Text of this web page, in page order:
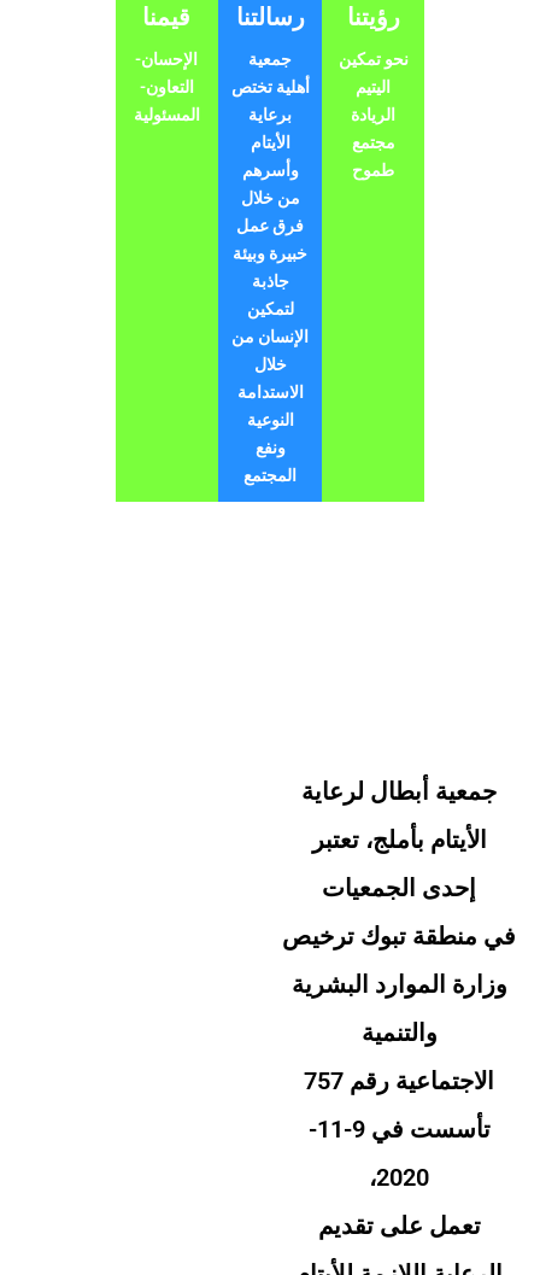
رؤيتنا
نحو تمكين
اليتيم
الريادة
مجتمع
طموح
رسالتنا
جمعية
أهلية تختص
برعاية
الأيتام
وأسرهم
من خلال
فرق عمل
خبيرة وبيئة
جاذبة
لتمكين
الإنسان من
خلال
الاستدامة
النوعية
ونفع
المجتمع
قيمنا
الإحسان-
التعاون-
المسئولية
جمعية أبطال لرعاية
الأيتام بأملج، تعتبر
إحدى الجمعيات
في منطقة تبوك ترخيص
وزارة الموارد البشرية
والتنمية
الاجتماعية رقم 757
تأسست في 9-11-
2020،
تعمل على تقديم